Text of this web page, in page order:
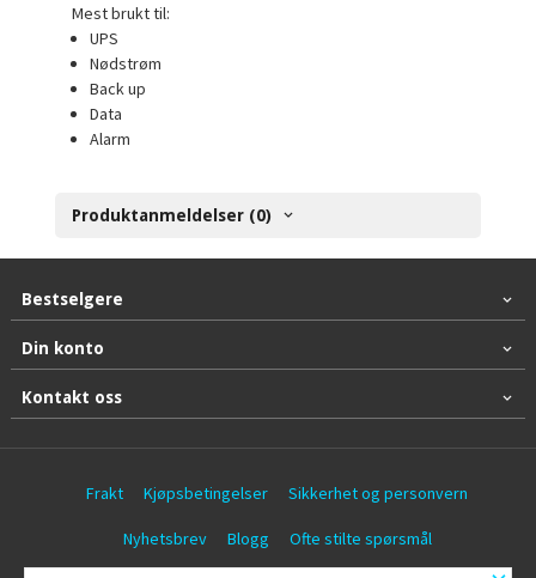
Mest brukt til:
UPS
Nødstrøm
Back up
Data
Alarm
Produktanmeldelser (0)
Bestselgere
Din konto
Kontakt oss
Frakt Kjøpsbetingelser Sikkerhet og personvern
Nyhetsbrev Blogg Ofte stilte spørsmål